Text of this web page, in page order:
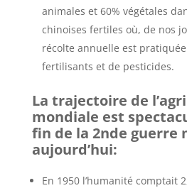
animales et 60% végétales
chinoises fertiles où, de nos
récolte annuelle est
fertilisants et de pesticides.
La trajectoire de
mondiale est
fin de la 2nde guerre
aujourd’hui:
En 1950 l’humanité comptait